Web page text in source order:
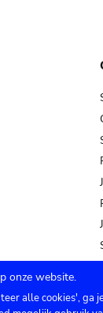
onze website.
alle cookies', ga